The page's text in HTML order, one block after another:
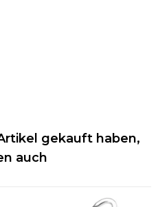
gekauft haben,
auch